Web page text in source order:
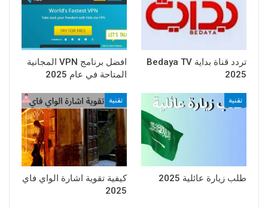
تردد قناة بداية Bedaya TV
2025
افضل برنامج VPN المجانية
المتاحة في عام 2025
تقنية
طلب زيارة عائلية 2025
تقنية
كيفية تقوية اشارة الواي فاي
2025